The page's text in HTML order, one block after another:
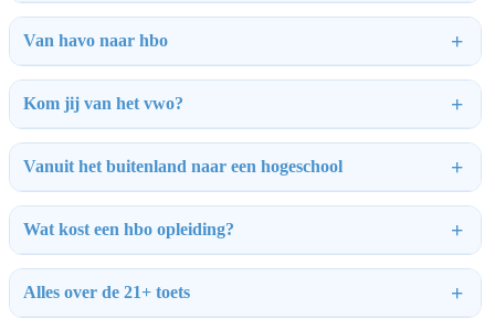
Van havo naar hbo
Kom jij van het vwo?
Vanuit het buitenland naar een hogeschool
Wat kost een hbo opleiding?
Alles over de 21+ toets